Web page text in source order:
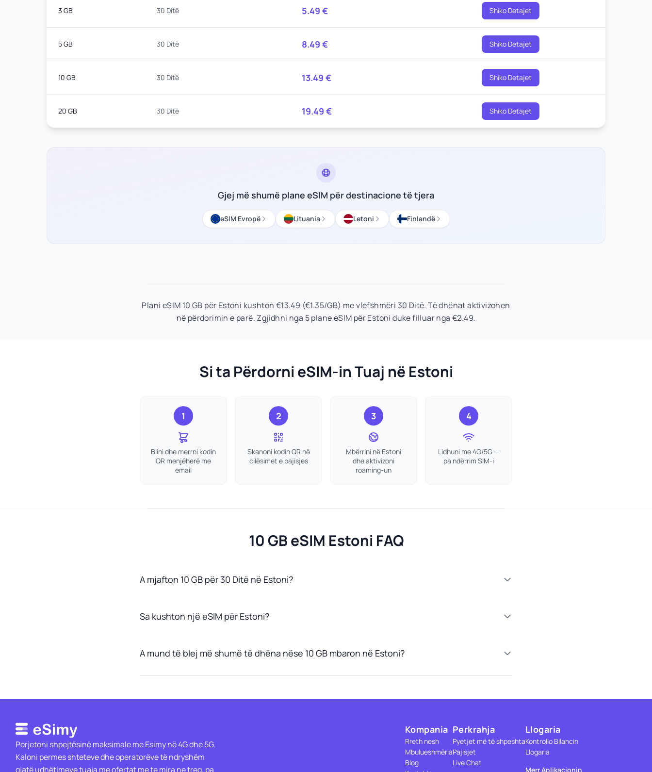
3 GB 30 Ditë 5.49 € Shiko Detajet
5 GB 30 Ditë 8.49 € Shiko Detajet
10 GB 30 Ditë 13.49 € Shiko Detajet
20 GB 30 Ditë 19.49 € Shiko Detajet
Gjej më shumë plane eSIM për destinacione të tjera
eSIM Evropë Lituania Letoni Finlandë
Plani eSIM 10 GB për Estoni kushton €13.49 (€1.35/GB) me vlefshmëri 30 Ditë. Të dhënat aktivizohen
në përdorimin e parë. Zgjidhni nga 5 plane eSIM për Estoni duke filluar nga €2.49.
Si ta Përdorni eSIM-in Tuaj në Estoni
1
Blini dhe merrni kodin
QR menjëherë me
email
2
Skanoni kodin QR në
cilësimet e pajisjes
3
Mbërrini në Estoni
dhe aktivizoni
roaming-un
4
Lidhuni me 4G/5G —
pa ndërrim SIM-i
10 GB eSIM Estoni FAQ
A mjafton 10 GB për 30 Ditë në Estoni?
Sa kushton një eSIM për Estoni?
A mund të blej më shumë të dhëna nëse 10 GB mbaron në Estoni?
Perjetoni shpejtësinë maksimale me Esimy në 4G dhe 5G.
Kaloni permes shteteve dhe operatorëve të ndryshëm
gjatë udhëtimeve tuaja me ofertat me te mira ne treg, pa
Kompania
Rreth nesh
Mbulueshmëria
Blog
Perkrahja
Pyetjet më të shpeshta
Pajisjet
Live Chat
Llogaria
Kontrollo Bilancin
Llogaria
Merr Aplikacionin